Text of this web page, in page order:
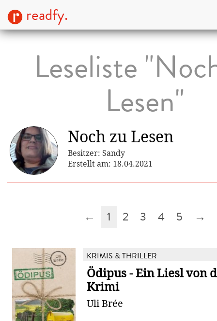
readfy.
Leseliste
Lesen"
Noch zu Lesen
Besitzer: Sandy
Erstellt am: 18.04.2021
← 1 2 3 4 5 →
KRIMIS & THRILLER
Ödipus - Ein Liesl von
Krimi
Uli Brée